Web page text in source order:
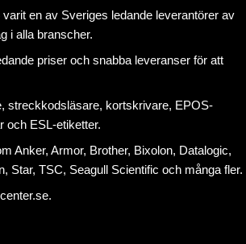
en av Sveriges ledande leverantörer av
i alla branscher.
priser och snabba leveranser för att
, streckkodsläsare, kortskrivare, EPOS-
och ESL-etiketter.
Anker, Armor, Brother, Bixolon, Datalogic,
Star, TSC, Seagull Scientific och många fler.
.